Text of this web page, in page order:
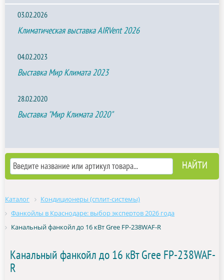
03.02.2026
Климатическая выставка AIRVent 2026
04.02.2023
Выставка Мир Климата 2023
28.02.2020
Выставка "Мир Климата 2020"
Каталог
Кондиционеры (сплит-системы)
Фанкойлы в Краснодаре: выбор экспертов 2026 года
Канальный фанкойл до 16 кВт Gree FP-238WAF-R
Канальный фанкойл до 16 кВт Gree FP-238WAF-
R